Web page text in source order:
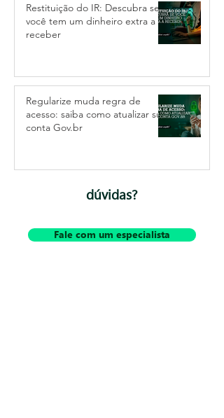
Restituição do IR: Descubra se
você tem um dinheiro extra a
receber
Regularize muda regra de
acesso: saiba como atualizar sua
conta Gov.br
dúvidas?
Fale com um especialista